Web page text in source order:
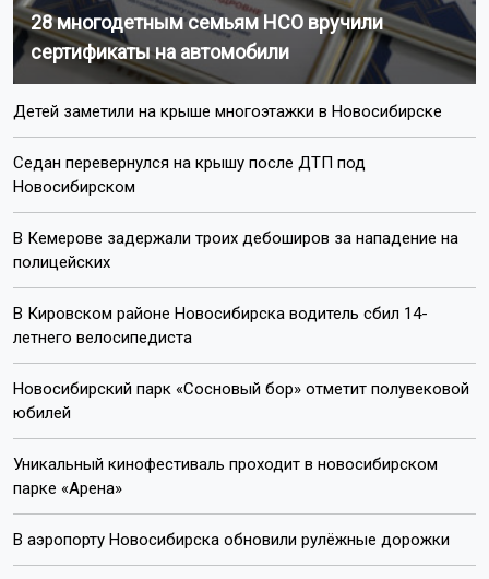
28 многодетным семьям НСО вручили
сертификаты на автомобили
Детей заметили на крыше многоэтажки в Новосибирске
Седан перевернулся на крышу после ДТП под
Новосибирском
В Кемерове задержали троих дебоширов за нападение на
полицейских
В Кировском районе Новосибирска водитель сбил 14-
летнего велосипедиста
Новосибирский парк «Сосновый бор» отметит полувековой
юбилей
Уникальный кинофестиваль проходит в новосибирском
парке «Арена»
В аэропорту Новосибирска обновили рулёжные дорожки